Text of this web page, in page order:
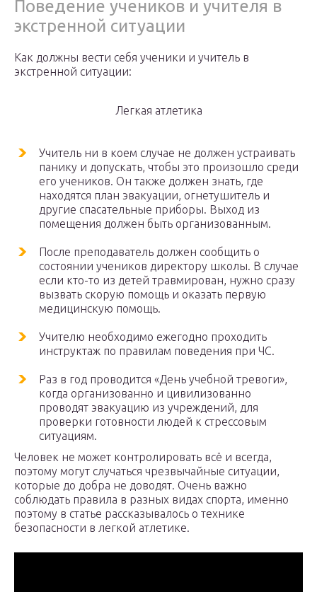
Поведение учеников и учителя в
экстренной ситуации
Как должны вести себя ученики и учитель в
экстренной ситуации:
Легкая атлетика
Учитель ни в коем случае не должен устраивать
панику и допускать, чтобы это произошло среди
его учеников. Он также должен знать, где
находятся план эвакуации, огнетушитель и
другие спасательные приборы. Выход из
помещения должен быть организованным.
После преподаватель должен сообщить о
состоянии учеников директору школы. В случае
если кто-то из детей травмирован, нужно сразу
вызвать скорую помощь и оказать первую
медицинскую помощь.
Учителю необходимо ежегодно проходить
инструктаж по правилам поведения при ЧС.
Раз в год проводится «День учебной тревоги»,
когда организованно и цивилизованно
проводят эвакуацию из учреждений, для
проверки готовности людей к стрессовым
ситуациям.
Человек не может контролировать всё и всегда,
поэтому могут случаться чрезвычайные ситуации,
которые до добра не доводят. Очень важно
соблюдать правила в разных видах спорта, именно
поэтому в статье рассказывалось о технике
безопасности в легкой атлетике.